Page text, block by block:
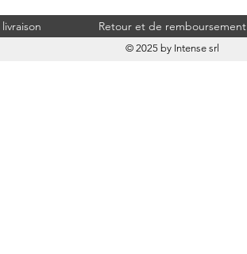
Retour et de remboursement
© 2025 by Intense srl